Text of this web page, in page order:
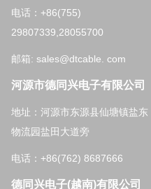
电话：+86(755)
29807339,28055700
邮箱: sales@dtcable. com
河源市德同兴电子有限公司
地址：河源市东源县仙塘镇盐东
物流园盐田大道旁
电话：+86(762) 8687666
德同兴电子(越南)有限公司